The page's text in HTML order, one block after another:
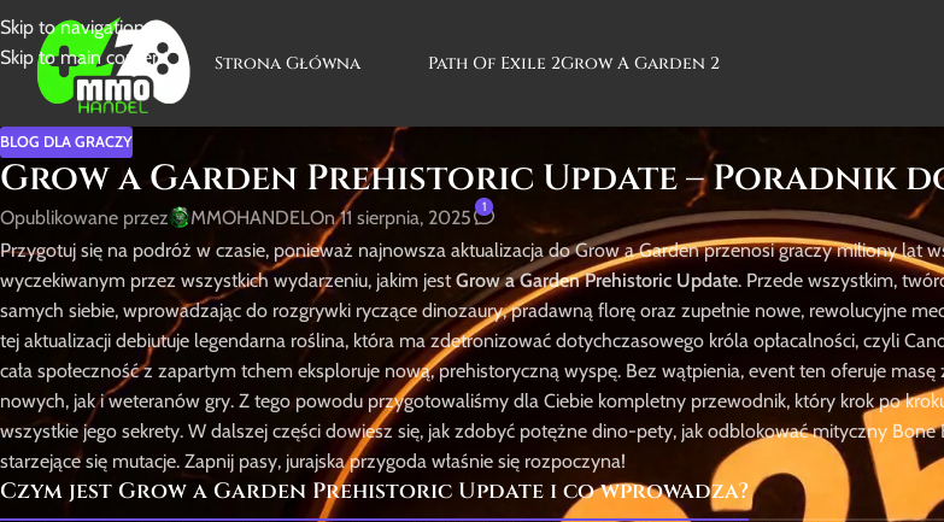
Skip to navigation
Skip to main content
Strona Główna Path Of Exile 2Grow A Garden 2
BLOG DLA GRACZY
Grow a Garden Prehistoric Update – Poradnik
Opublikowane przez MMOHANDELOn 11 sierpnia, 2025 1
Przygotuj się na podróż w czasie, ponieważ najnowsza aktualizacja do Grow a Garden przenosi graczy miliony lat
wyczekiwanym przez wszystkich wydarzeniu, jakim jestGrow a Garden Prehistoric Update. Przede wszystkim,
samych siebie, wprowadzając do rozgrywki ryczące dinozaury, pradawną florę oraz zupełnie nowe, rewolucyjne
tej aktualizacji debiutuje legendarna roślina, która ma zdetronizować dotychczasowego króla opłacalności, czyli
cała społeczność z zapartym tchem eksploruje nową, prehistoryczną wyspę. Bez wątpienia, event ten oferuje
nowych, jak i weteranów gry. Z tego powodu przygotowaliśmy dla Ciebie kompletny przewodnik, który krok po
wszystkie jego sekrety. W dalszej części dowiesz się, jak zdobyć potężne dino-pety, jak odblokować mityczny Bone
starzejące się mutacje. Zapnij pasy, jurajska przygoda właśnie się rozpoczyna!
Czym jest Grow a Garden Prehistoric Update i co wprowadza?